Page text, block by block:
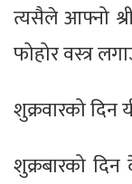
त्यसैले आफ्नो
फोहोर वस्त्र
शुक्रवारको दिन
शुक्रबारको